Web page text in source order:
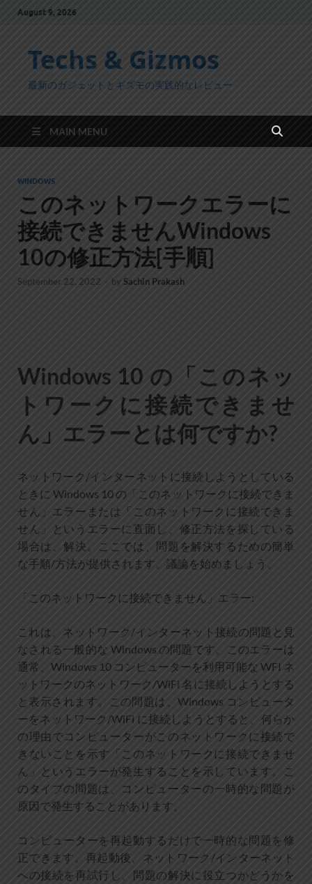
August 9, 2026
Techs & Gizmos
最新のガジェットとギズモの実践的なレビュー
MAIN MENU
WINDOWS
このネットワークエラーに
接続できませんWindows
10の修正方法[手順]
September 22, 2022 - bySachin Prakash
Windows 10 の「このネッ
トワークに接続できませ
ん」エラーとは何ですか?
ネットワーク/インターネットに接続しようとしている
ときに Windows 10 の「このネットワークに接続できま
せん」エラーまたは「このネットワークに接続できま
せん」というエラーに直面し、修正方法を探している
場合は、解決。ここでは、問題を解決するための簡単
な手順/方法が提供されます。議論を始めましょう。
「このネットワークに接続できません」エラー:
これは、ネットワーク/インターネット接続の問題と見
なされる一般的な Windows の問題です。このエラーは
通常、Windows 10 コンピューターを利用可能な WFI ネ
ットワークのネットワーク/WiFi 名に接続しようとする
と表示されます。この問題は、Windows コンピュータ
ーをネットワーク/WiFi に接続しようとすると、何らか
の理由でコンピューターがこのネットワークに接続で
きないことを示す「このネットワークに接続できませ
ん」というエラーが発生することを示しています。こ
のタイプの問題は、コンピューターの一時的な問題が
原因で発生することがあります。
コンピューターを再起動するだけで一時的な問題を修
正できます。再起動後、ネットワーク/インターネット
への接続を再試行し、問題の解決に役立つかどうかを